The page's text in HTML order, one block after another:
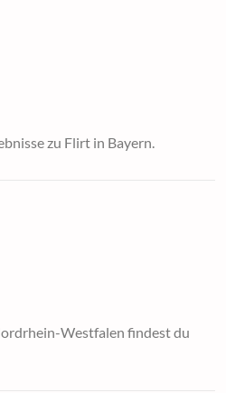
zu Flirt in Bayern.
Westfalen findest du